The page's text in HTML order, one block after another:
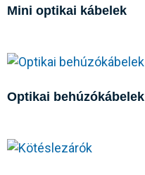
Mini optikai kábelek
Optikai behúzókábelek